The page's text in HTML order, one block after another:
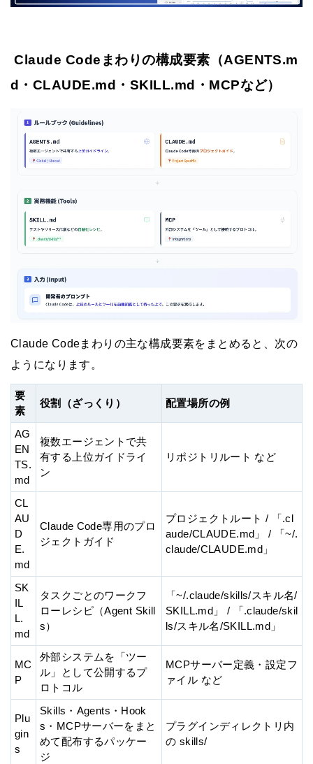
Claude Codeまわりの構成要素（AGENTS.m
d・CLAUDE.md・SKILL.md・MCPなど）
Claude Codeまわりの主な構成要素をまとめると、次の
ようになります。
要
素
役割（ざっくり） 配置場所の例
AG
EN
TS.
md
複数エージェントで共
有する上位ガイドライ
ン
リポジトリルート など
CL
AU
D
E.
md
Claude Code専用のプロ
ジェクトガイド
プロジェクトルート / 「.cl
aude/CLAUDE.md」 / 「~/.
claude/CLAUDE.md」
SK
IL
L.
md
タスクごとのワークフ
ローレシピ（Agent Skill
s）
「~/.claude/skills/スキル名/
SKILL.md」 / 「.claude/skil
ls/スキル名/SKILL.md」
MC
P
外部システムを「ツー
ル」として公開するプ
ロトコル
MCPサーバー定義・設定フ
ァイル など
Plu
gin
s
Skills・Agents・Hook
s・MCPサーバーをまと
めて配布するパッケー
ジ
プラグインディレクトリ内
の skills/